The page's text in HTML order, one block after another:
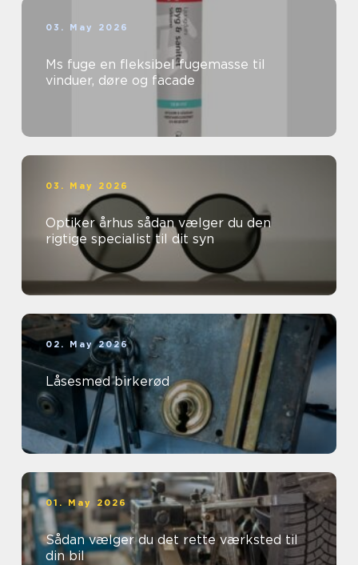
03. May 2026
Ms fuge en fleksibel fugemasse til
vinduer, døre og facade
03. May 2026
Optiker århus sådan vælger du den
rigtige specialist til dit syn
02. May 2026
Låsesmed birkerød
01. May 2026
Sådan vælger du det rette værksted til
din bil